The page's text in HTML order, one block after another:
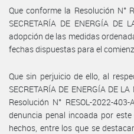
Que conforme la Resolución N°
SECRETARÍA DE ENERGÍA
adopción de las medidas
fechas dispuestas para el
Que sin perjuicio de ello, al
SECRETARÍA DE ENERGÍA DE
Resolución N° RESOL-2022-
denuncia penal incoada por
hechos, entre los que se